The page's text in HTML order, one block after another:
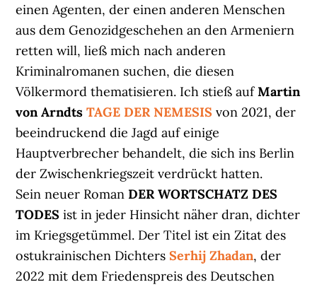
einen Agenten, der einen anderen Menschen
aus dem Genozidgeschehen an den Armeniern
retten will, ließ mich nach anderen
Kriminalromanen suchen, die diesen
Völkermord thematisieren. Ich stieß aufMartin
von Arndts TAGE DER NEMESIS von 2021, der
beeindruckend die Jagd auf einige
Hauptverbrecher behandelt, die sich ins Berlin
der Zwischenkriegszeit verdrückt hatten.
Sein neuer RomanDER WORTSCHATZ DES
TODES ist in jeder Hinsicht näher dran, dichter
im Kriegsgetümmel. Der Titel ist ein Zitat des
ostukrainischen DichtersSerhij Zhadan, der
2022 mit dem Friedenspreis des Deutschen